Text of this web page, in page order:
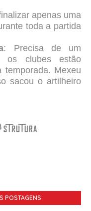
apenas uma
toda a partida
: Precisa de um
os clubes estão
temporada. Mexeu
sacou o artilheiro
POSTAGENS